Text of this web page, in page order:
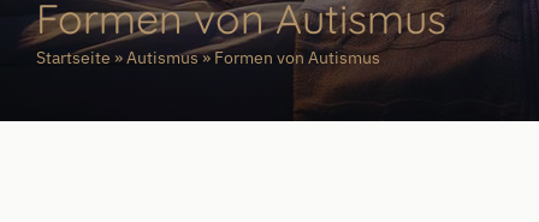
Formen von Autismus
Startseite »Autismus»Formen von Autismus